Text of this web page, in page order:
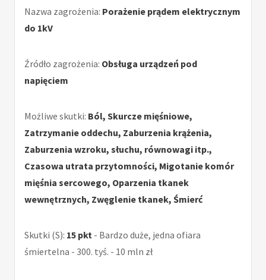
Nazwa zagrożenia: Porażenie prądem elektrycznym
do 1kV
Źródło zagrożenia: Obsługa urządzeń pod
napięciem
Możliwe skutki: Ból, Skurcze mięśniowe,
Zatrzymanie oddechu, Zaburzenia krążenia,
Zaburzenia wzroku, słuchu, równowagi itp.,
Czasowa utrata przytomności, Migotanie komór
mięśnia sercowego, Oparzenia tkanek
wewnętrznych, Zwęglenie tkanek, Śmierć
Skutki (S): 15 pkt - Bardzo duże, jedna ofiara
śmiertelna - 300. tyś. - 10 mln zł